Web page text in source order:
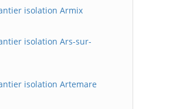
isolation Armix
isolation Ars-sur-
isolation Artemare